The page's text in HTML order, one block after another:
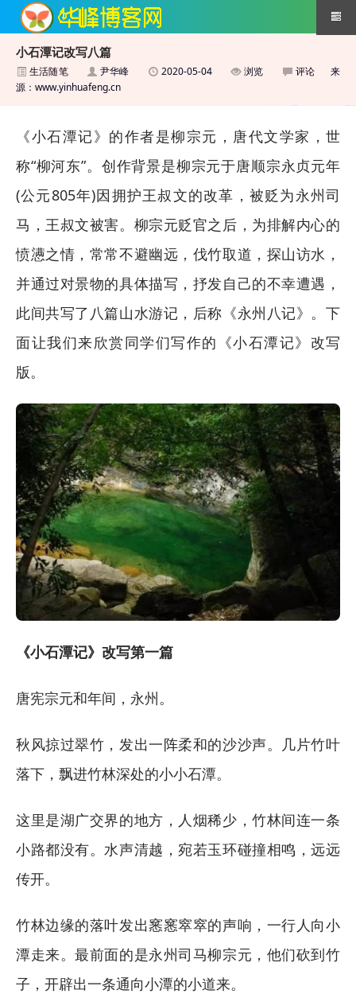
搜索引擎优化技术
小石潭记改写八篇
生活随笔 尹华峰 2020-05-04 浏览 评论
来
源：www.yinhuafeng.cn
《小石潭记》的作者是柳宗元，唐代文学家，世
称“柳河东”。创作背景是柳宗元于唐顺宗永贞元年
(公元805年)因拥护王叔文的改革，被贬为永州司
马，王叔文被害。柳宗元贬官之后，为排解内心的
愤懑之情，常常不避幽远，伐竹取道，探山访水，
并通过对景物的具体描写，抒发自己的不幸遭遇，
此间共写了八篇山水游记，后称《永州八记》。下
面让我们来欣赏同学们写作的《小石潭记》改写
版。
《小石潭记》改写第一篇
唐宪宗元和年间，永州。
秋风掠过翠竹，发出一阵柔和的沙沙声。几片竹叶
落下，飘进竹林深处的小小石潭。
这里是湖广交界的地方，人烟稀少，竹林间连一条
小路都没有。水声清越，宛若玉环碰撞相鸣，远远
传开。
竹林边缘的落叶发出窸窸窣窣的声响，一行人向小
潭走来。最前面的是永州司马柳宗元，他们砍到竹
子，开辟出一条通向小潭的小道来。